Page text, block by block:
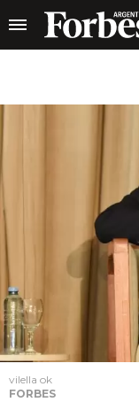
vilella ok
FORBES